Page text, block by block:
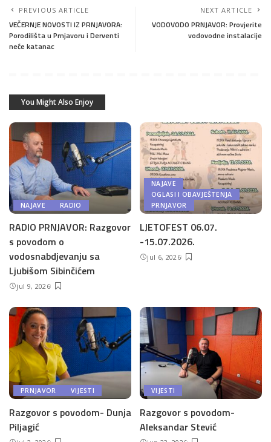
PREVIOUS ARTICLE
VEČERNJE NOVOSTI IZ PRNJAVORA:
Porodilišta u Prnjavoru i Derventi
neće katanac
NEXT ARTICLE
VODOVODO PRNJAVOR: Provjerite
vodovodne instalacije
You Might Also Enjoy
NAJAVE RADIO
RADIO PRNJAVOR: Razgovor
s povodom o
vodosnabdjevanju sa
Ljubišom Sibinčićem
jul 9, 2026
NAJAVE
OGLASI I OBAVJEŠTENJA
PRNJAVOR
LJETOFEST 06.07.
-15.07.2026.
jul 6, 2026
PRNJAVOR VIJESTI
Razgovor s povodom- Dunja
Piljagić
VIJESTI
Razgovor s povodom-
Aleksandar Stević